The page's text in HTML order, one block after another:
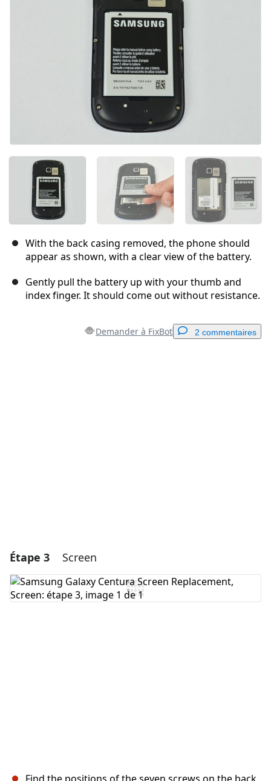
Annuler Publier un commentaire
With the back casing removed, the phone should
appear as shown, with a clear view of the battery.
Gently pull the battery up with your thumb and
index finger. It should come out without resistance.
Demander à FixBot 2 commentaires
Étape 3 Screen